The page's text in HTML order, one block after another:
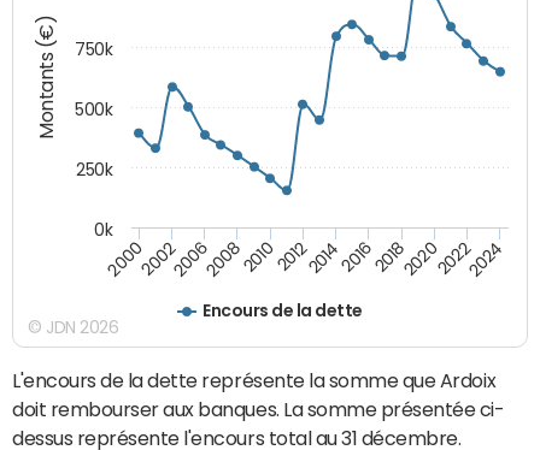
Montants (€)
Encours de la dette
200020022006200820102012201420162018202020222024
0k
250k
500k
750k
© JDN 2026
L'encours de la dette représente la somme que Ardoix
doit rembourser aux banques. La somme présentée ci-
dessus représente l'encours total au 31 décembre.